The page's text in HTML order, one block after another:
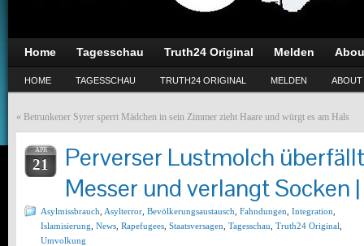
Home Tagesschau Truth24 Original Melden
HOME TAGESSCHAU TRUTH24 ORIGINAL MELDEN ABOUT
« Betrunkener Syrer sperrt Mädchen in sein Zimmer zieht Haare und würgt es am Hals
APR
21
Perverser Lustmolch
Messer und verlangt Socken
Asylmissbrauch Asylterror Bevölkerungsaustausch Fahndungen Integration
Islamisierung News Rapefugees Staatsversagen Tagesschau Truth24 Original
Umvolkung